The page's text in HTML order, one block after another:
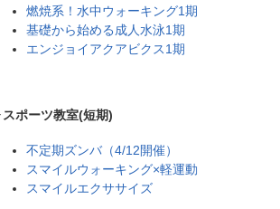
燃焼系！水中ウォーキング1期
基礎から始める成人水泳1期
エンジョイアクアビクス1期
ポーツ教室(短期)
不定期ズンバ（4/12開催）
スマイルウォーキング×軽運動
スマイルエクササイズ